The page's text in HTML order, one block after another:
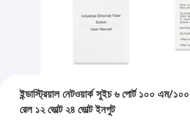
ইন্ডাস্ট্রিয়াল নেটওয়ার্ক সুইচ ৬ পোর্ট ১০০ এম/
রেল ১২ ভোল্ট ২৪ ভোল্ট ইনপুট